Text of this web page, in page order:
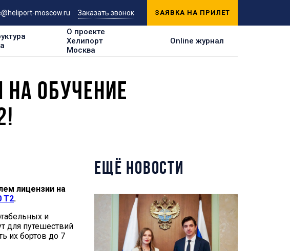
moscow.ru Заказать звонок ЗАЯВКА НА ПРИЛЕТ
О проекте
Хелипорт
Москва
Online журнал
НА ОБУЧЕНИЕ
лицензии на
T2.
и
для путешествий
их бортов до 7
ЕЩЁ НОВОСТИ